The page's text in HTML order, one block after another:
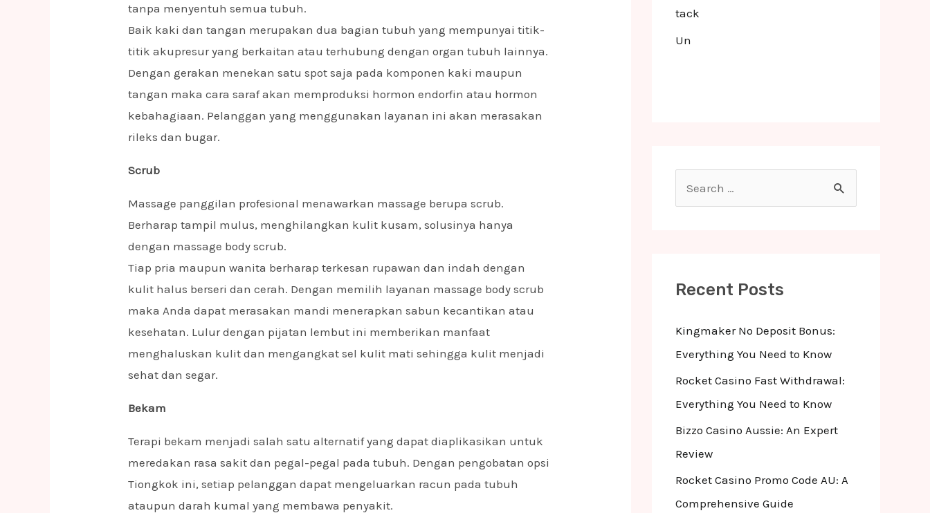
tanpa menyentuh semua tubuh.
Baik kaki dan tangan merupakan dua bagian tubuh yang mempunyai titik-
titik akupresur yang berkaitan atau terhubung dengan organ tubuh lainnya.
Dengan gerakan menekan satu spot saja pada komponen kaki maupun
tangan maka cara saraf akan memproduksi hormon endorfin atau hormon
kebahagiaan. Pelanggan yang menggunakan layanan ini akan merasakan
rileks dan bugar.
Scrub
Massage panggilan profesional menawarkan massage berupa scrub.
Berharap tampil mulus, menghilangkan kulit kusam, solusinya hanya
dengan massage body scrub.
Tiap pria maupun wanita berharap terkesan rupawan dan indah dengan
kulit halus berseri dan cerah. Dengan memilih layanan massage body scrub
maka Anda dapat merasakan mandi menerapkan sabun kecantikan atau
kesehatan. Lulur dengan pijatan lembut ini memberikan manfaat
menghaluskan kulit dan mengangkat sel kulit mati sehingga kulit menjadi
sehat dan segar.
Bekam
Terapi bekam menjadi salah satu alternatif yang dapat diaplikasikan untuk
meredakan rasa sakit dan pegal-pegal pada tubuh. Dengan pengobatan opsi
Tiongkok ini, setiap pelanggan dapat mengeluarkan racun pada tubuh
ataupun darah kumal yang membawa penyakit.
tack
Un
e
hRecent Posts
Kingmaker No Deposit Bonus:
Everything You Need to Know
Rocket Casino Fast Withdrawal:
Everything You Need to Know
Bizzo Casino Aussie: An Expert
Review
Rocket Casino Promo Code AU: A
Comprehensive Guide